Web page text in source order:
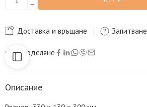
Доставка и връщане Запитване
Споделяне
Описание